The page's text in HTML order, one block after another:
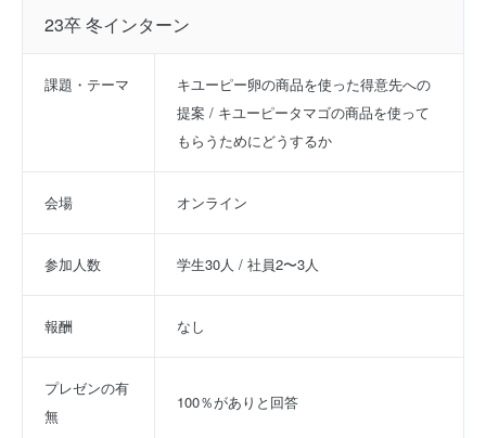
23卒 冬インターン
課題・テーマ
キユーピー卵の商品を使った得意先への
提案 / キユーピータマゴの商品を使って
もらうためにどうするか
会場 オンライン
参加人数 学生30人 / 社員2〜3人
報酬 なし
プレゼンの有
無
100％がありと回答